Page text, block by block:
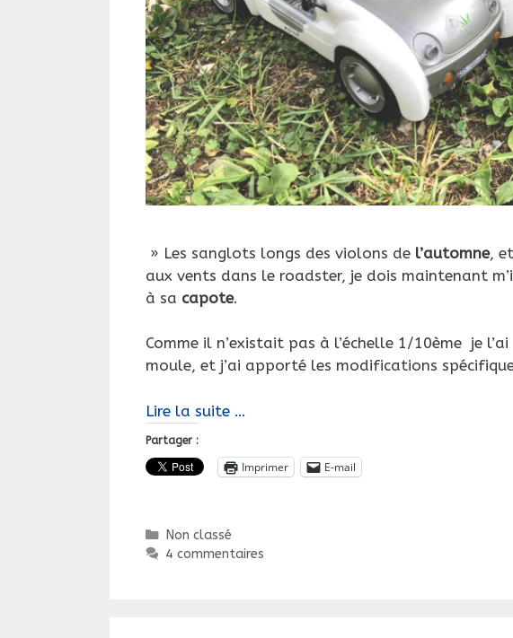
» Les sanglots longs des violons de l’automne,
aux vents dans le roadster, je dois maintenant
à sa capote.
Comme il n’existait pas à l’échelle 1/10ème je
moule, et j’ai apporté les modifications
Lire la suite …
Cabriolet
au
Partager :
Imprimer E-mail
Catégories
Non classé
4 commentaires